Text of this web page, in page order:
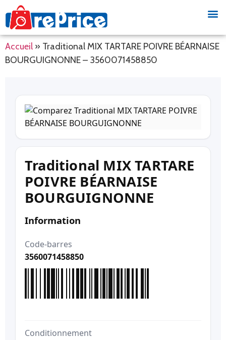
Accueil » Traditional MIX TARTARE POIVRE BÉARNAISE
BOURGUIGNONNE – 3560071458850
Traditional MIX TARTARE
POIVRE BÉARNAISE
BOURGUIGNONNE
Information
Code-barres
3560071458850
Conditionnement